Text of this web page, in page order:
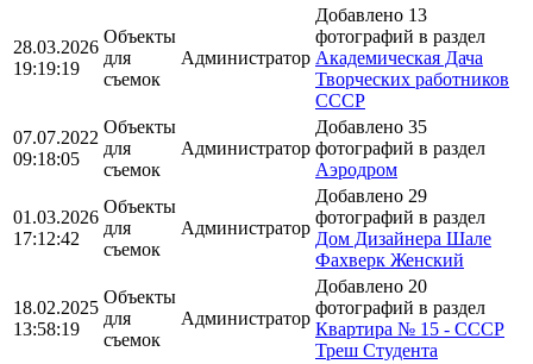
28.03.2026
19:19:19
Объекты
для
съемок
Администратор
Добавлено 13
фотографий в раздел
Академическая Дача
Творческих работников
СССР
07.07.2022
09:18:05
Объекты
для
съемок
Администратор
Добавлено 35
фотографий в раздел
Аэродром
01.03.2026
17:12:42
Объекты
для
съемок
Администратор
Добавлено 29
фотографий в раздел
Дом Дизайнера Шале
Фахверк Женский
18.02.2025
13:58:19
Объекты
для
съемок
Администратор
Добавлено 20
фотографий в раздел
Квартира № 15 - СССР
Треш Студента